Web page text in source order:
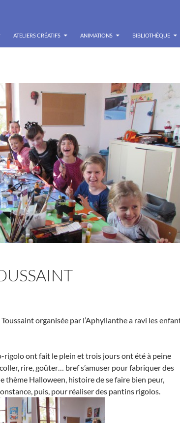
ATELIERS CRÉATIFS ANIMATIONS BIBLIOTHÈQUE
organisée par l’Aphyllanthe a ravi les
rigolo ont fait le plein et trois jours ont été à peine
rire, goûter… bref s’amuser pour fabriquer des
thème Halloween, histoire de se faire bien peur,
puis, pour réaliser des pantins rigolos.